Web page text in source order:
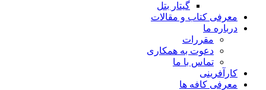
گیتار بتل
معرفی کتاب و مقالات
درباره ما
مقررات
دعوت به همکاری
تماس با ما
کارآفرینی
معرفی کافه ها